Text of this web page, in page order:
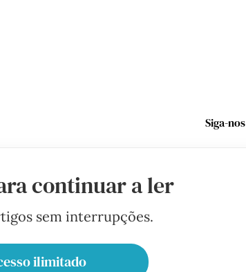
Siga-nos
continuar a ler
sem interrupções.
ilimitado